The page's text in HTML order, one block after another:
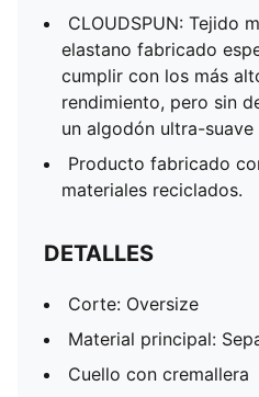
CLOUDSPUN: Tejido
elastano fabricado
cumplir con los más
rendimiento, pero sin
un algodón ultra-suave
Producto fabricado
materiales reciclados.
DETALLES
Corte: Oversize
Material principal:
Cuello con cremallera